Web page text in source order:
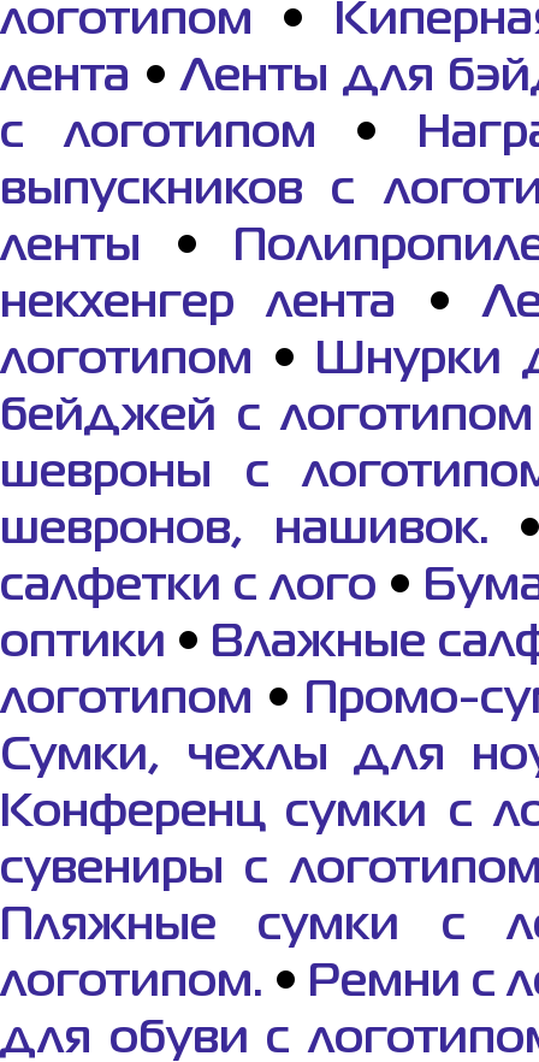
логотипом •
лента •Ленты для
с логотипом •
выпускников с
ленты •
некхенгер лента •
логотипом • Шнурки
бейджей с логотипом
шевроны с
шевронов, нашивок.
салфетки с лого •
оптики • Влажные
логотипом •
Промо-
Сумки, чехлы для
Конференц сумки с
сувениры с
Пляжные сумки с
логотипом. • Ремни с
для обуви с